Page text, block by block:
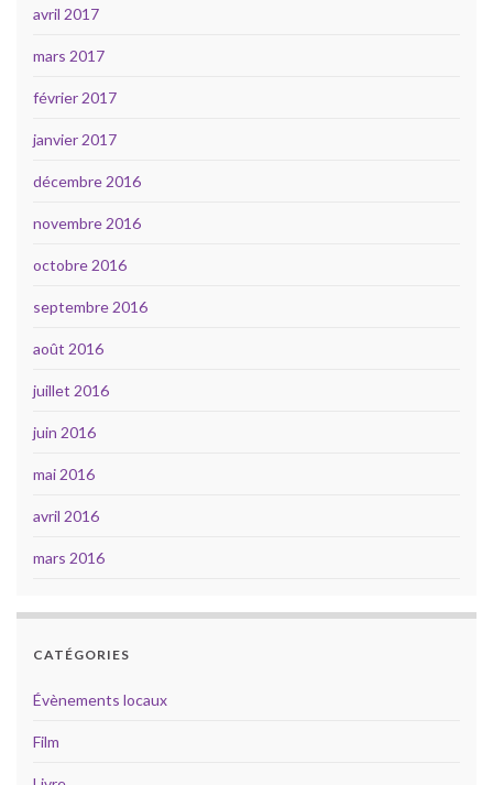
avril 2017
mars 2017
février 2017
janvier 2017
décembre 2016
novembre 2016
octobre 2016
septembre 2016
août 2016
juillet 2016
juin 2016
mai 2016
avril 2016
mars 2016
CATÉGORIES
Évènements locaux
Film